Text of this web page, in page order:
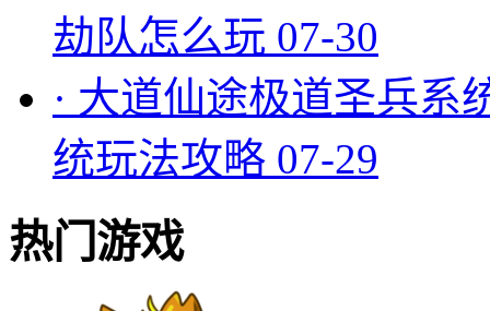
劫队怎么玩 07-30
· 大道仙途极道圣兵系
统玩法攻略 07-29
热门游戏